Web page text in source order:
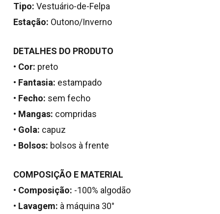
Nenhum produto no
carrinho.
Tipo: Vestuário-de-Felpa
Estação: Outono/Inverno
DETALHES DO PRODUTO
• Cor: preto
• Fantasia: estampado
• Fecho: sem fecho
• Mangas: compridas
• Gola: capuz
• Bolsos: bolsos à frente
COMPOSIÇÃO E MATERIAL
• Composição: -100% algodão
• Lavagem: à máquina 30°